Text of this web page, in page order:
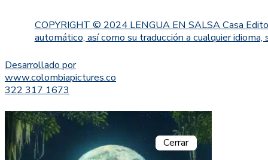
COPYRIGHT © 2024 LENGUA EN SALSA Casa
automático, así como su traducción a cualquier
Desarrollado por
www.colombiapictures.co
322 317 1673
Cerrar